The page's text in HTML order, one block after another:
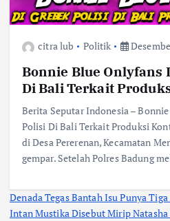
citra lub Politik
Bonnie Blue Onlyfans
Di Bali Terkait
Berita Seputar Indonesia –
Polisi Di Bali Terkait Produksi
di Desa Pererenan, Kecamatan
gempar. Setelah Polres Badung
Denada Tegas Bantah Isu Punya
Intan Mustika Disebut Mirip